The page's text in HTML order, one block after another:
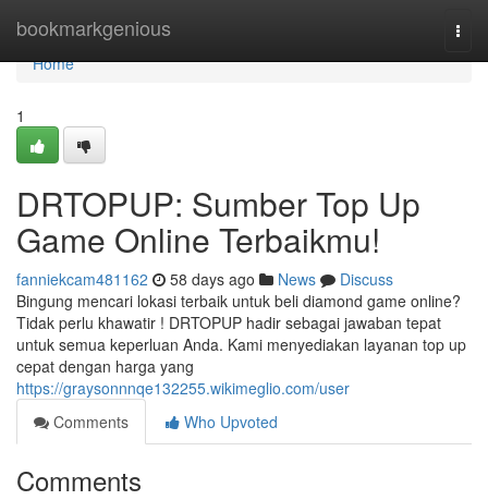
bookmarkgenious
Home
Home
1
DRTOPUP: Sumber Top Up
Game Online Terbaikmu!
fanniekcam481162 58 days ago News
Discuss
Bingung mencari lokasi terbaik untuk beli diamond game online?
Tidak perlu khawatir ! DRTOPUP hadir sebagai jawaban tepat
untuk semua keperluan Anda. Kami menyediakan layanan top up
cepat dengan harga yang
https://graysonnnqe132255.wikimeglio.com/user
Comments
Who Upvoted
Comments